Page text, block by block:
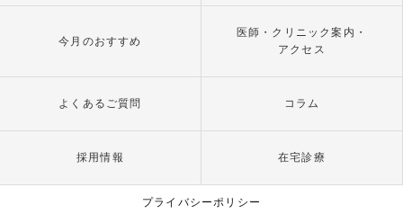
今月のおすすめ
医師・クリニック案内・
アクセス
よくあるご質問 コラム
採用情報 在宅診療
プライバシーポリシー